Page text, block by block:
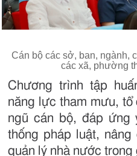
Cán bộ các sở, ban, ngành,
các xã, phường
Chương trình tập
năng lực tham mưu,
ngũ cán bộ, đáp ứng
thống pháp luật,
quản lý nhà nước trong